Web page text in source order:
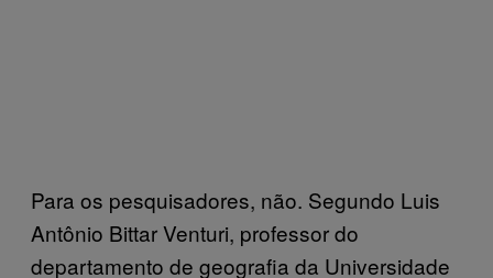
Para os pesquisadores, não. Segundo Luis
Antônio Bittar Venturi, professor do
departamento de geografia da Universidade